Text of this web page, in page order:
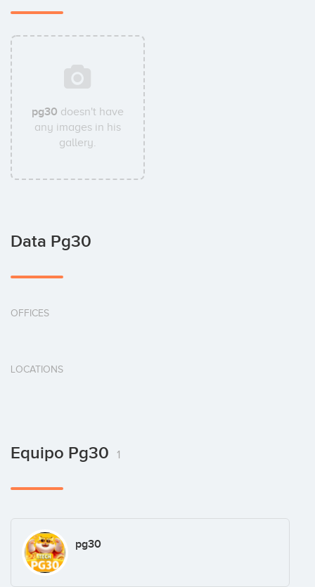
pg30 doesn't have
any images in his
gallery.
Data Pg30
OFFICES
LOCATIONS
Equipo Pg30 1
pg30